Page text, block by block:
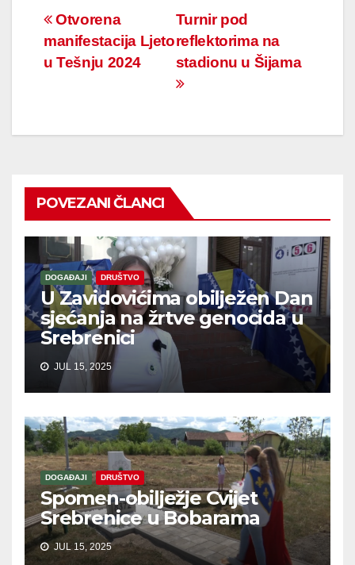
Navigacija
članaka
Turnir pod
reflektorima na
stadionu u Šijama
Otvorena
manifestacija Ljeto
u Tešnju 2024
POVEZANI ČLANCI
DOGAĐAJI DRUŠTVO
U Zavidovićima obilježen Dan
sjećanja na žrtve genocida u
Srebrenici
JUL 15, 2025
DOGAĐAJI DRUŠTVO
Spomen-obilježje Cvijet
Srebrenice u Bobarama
JUL 15, 2025